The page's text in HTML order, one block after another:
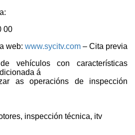
00
web: www.sycitv.com – Cita previa
vehículos con características
á
as operacións de inspección
, inspección técnica, itv